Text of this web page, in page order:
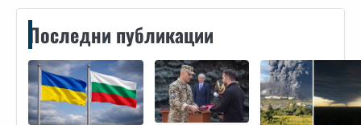
Последни публикации